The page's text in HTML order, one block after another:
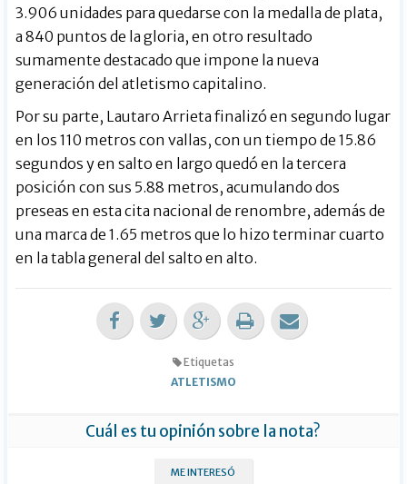
3.906 unidades para quedarse con la medalla de plata,
a 840 puntos de la gloria, en otro resultado
sumamente destacado que impone la nueva
generación del atletismo capitalino.
Por su parte, Lautaro Arrieta finalizó en segundo lugar
en los 110 metros con vallas, con un tiempo de 15.86
segundos y en salto en largo quedó en la tercera
posición con sus 5.88 metros, acumulando dos
preseas en esta cita nacional de renombre, además de
una marca de 1.65 metros que lo hizo terminar cuarto
en la tabla general del salto en alto.
Etiquetas
ATLETISMO
Cuál es tu opinión sobre la nota?
ME INTERESÓ